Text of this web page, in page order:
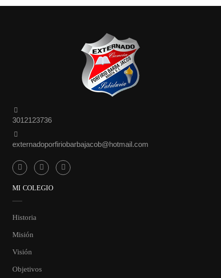
3012123736
externadoporfiriobarbajacob@hotmail.com
MI COLEGIO
Historia
Misión
Visión
Objetivos